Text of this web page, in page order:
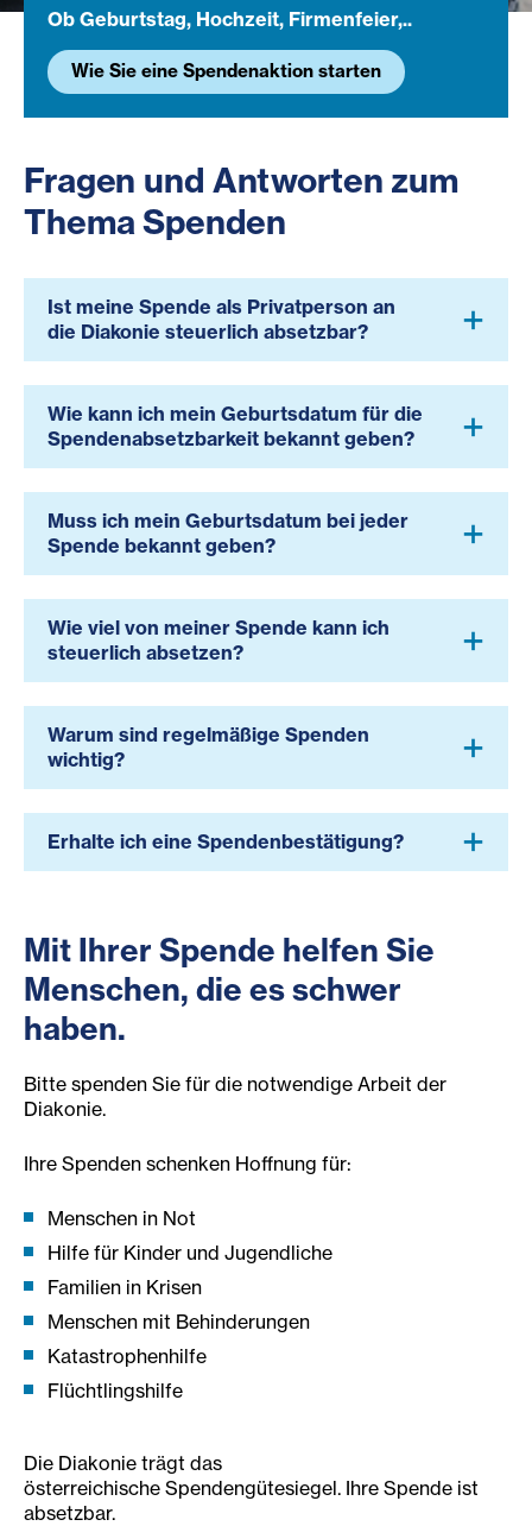
Ob Geburtstag, Hochzeit, Firmenfeier,..
Wie Sie eine Spendenaktion starten
Schenken mit Wirkung
Jetzt Spenden-Urkunde gestalten
Fragen und Antworten zum
Thema Spenden
Ist meine Spende als Privatperson an
die Diakonie steuerlich absetzbar?
Wie kann ich mein Geburtsdatum für die
Spendenabsetzbarkeit bekannt geben?
Muss ich mein Geburtsdatum bei jeder
Spende bekannt geben?
Wie viel von meiner Spende kann ich
steuerlich absetzen?
Warum sind regelmäßige Spenden
wichtig?
Erhalte ich eine Spendenbestätigung?
Mit Ihrer Spende helfen Sie
Menschen, die es schwer
haben.
Bitte spenden Sie für die notwendige Arbeit der
Diakonie.
Ihre Spenden schenken Hoffnung für:
Menschen in Not
Hilfe für Kinder und Jugendliche
Familien in Krisen
Menschen mit Behinderungen
Katastrophenhilfe
Flüchtlingshilfe
Die Diakonie trägt das
österreichische Spendengütesiegel. Ihre Spende ist
absetzbar.